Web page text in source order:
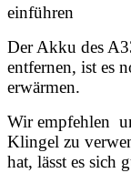
einführen
Der Akku des
entfernen, ist es
erwärmen.
Wir empfehlen
Klingel zu
hat, lässt es sich